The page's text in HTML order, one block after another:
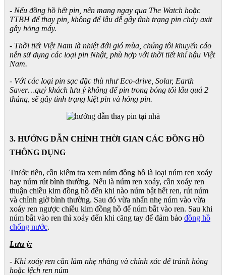
- Nếu đồng hồ hết pin, nên mang ngay qua The Watch hoặc
TTBH để thay pin, không để lâu dễ gây tình trạng pin chảy axit
gây hỏng máy.
- Thời tiết Việt Nam là nhiệt đới gió mùa, chúng tôi khuyến cáo
nên sử dụng các loại pin Nhật, phù hợp với thời tiết khí hậu Việt
Nam.
- Với các loại pin sạc đặc thù như Eco-drive, Solar, Earth
Saver…quý khách lưu ý không để pin trong bóng tối lâu quá 2
tháng, sẽ gây tình trạng kiệt pin và hỏng pin.
3. HƯỚNG DẪN CHỈNH THỜI GIAN CÁC ĐỒNG HỒ
THÔNG DỤNG
Trước tiên, cần kiểm tra xem núm đồng hồ là loại núm ren xoáy
hay núm rút bình thường. Nếu là núm ren xoáy, cần xoáy ren
thuận chiều kim đồng hồ đến khi nào núm bật hết ren, rút núm
và chỉnh giờ bình thường. Sau đó vừa nhấn nhẹ núm vào vừa
xoáy ren ngược chiều kim đồng hồ để núm bắt vào ren. Sau khi
núm bắt vào ren thì xoáy đến khi căng tay để đảm bảo đồng hồ
chống nước.
Lưu ý:
- Khi xoáy ren cần làm nhẹ nhàng và chính xác để tránh hỏng
hoặc lệch ren núm